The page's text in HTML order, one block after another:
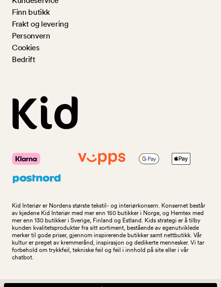
Finn butikk
Frakt og levering
Personvern
Cookies
Bedrift
Kid Interiør er Nordens største tekstil- og interiørkonsern. Konsernet består
av kjedene Kid Interiør med mer enn 150 butikker i Norge, og Hemtex med
mer enn 130 butikker i Sverige, Finland og Estland. Kids strategi er å tilby
kunden kvalitetsprodukter fra sitt sortiment, bestående av egenutviklede
merker til gode priser, gjennom inspirerende butikker samt nettbutikk. Vår
kultur er preget av kremmerånd, inspirasjon og dedikerte mennesker. Vi tar
forbehold om trykkfeil, tekniske feil og feil i innhold på site eller i vår
chatbot.